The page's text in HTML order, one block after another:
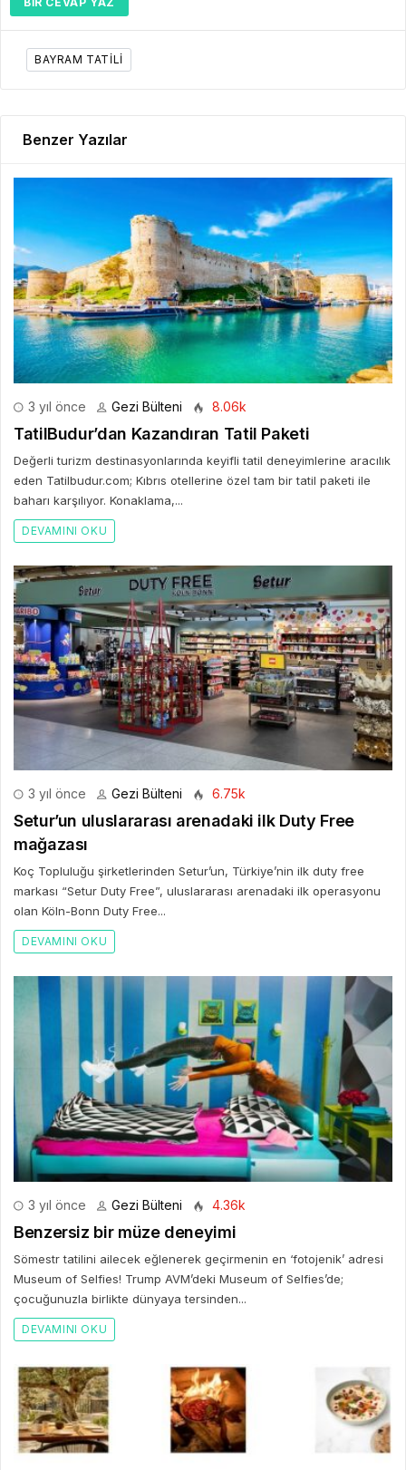
BAYRAM TATILI
Benzer Yazılar
3 yıl önce Gezi Bülteni 8.06k
TatilBudur’dan Kazandıran Tatil Paketi
Değerli turizm destinasyonlarında keyifli tatil deneyimlerine aracılık
eden Tatilbudur.com; Kıbrıs otellerine özel tam bir tatil paketi ile
baharı karşılıyor. Konaklama,...
DEVAMINI OKU
3 yıl önce Gezi Bülteni 6.75k
Setur’un uluslararası arenadaki ilk Duty Free
mağazası
Koç Topluluğu şirketlerinden Setur’un, Türkiye’nin ilk duty free
markası “Setur Duty Free”, uluslararası arenadaki ilk operasyonu
olan Köln-Bonn Duty Free...
DEVAMINI OKU
3 yıl önce Gezi Bülteni 4.36k
Benzersiz bir müze deneyimi
Sömestr tatilini ailecek eğlenerek geçirmenin en ‘fotojenik’ adresi
Museum of Selfies! Trump AVM’deki Museum of Selfies’de;
çocuğunuzla birlikte dünyaya tersinden...
DEVAMINI OKU